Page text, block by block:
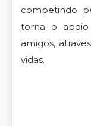
competindo
torna o
amigos,
vidas.